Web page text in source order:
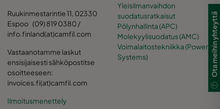
Ruukinmestarintie 11, 02330
Espoo (09) 819 0380 /
info.finland(at)camfil.com
Vastaanotamme laskut
ensisijaisesti sähköpostitse
osoitteeseen:
invoices.fi(at)camfil.com
Ilmoitusmenettely
Yleisilmanvaihdon
suodatusratkaisut
Pölynhallinta (APC)
Molekyylisuodatus (AMC)
Voimalaitostekniikka (Power
Systems)
Ota meihin yhteyttä